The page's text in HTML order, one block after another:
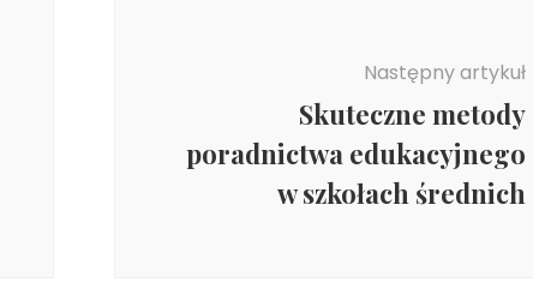
Następny artykuł
Skuteczne metody
poradnictwa edukacyjnego
w szkołach średnich